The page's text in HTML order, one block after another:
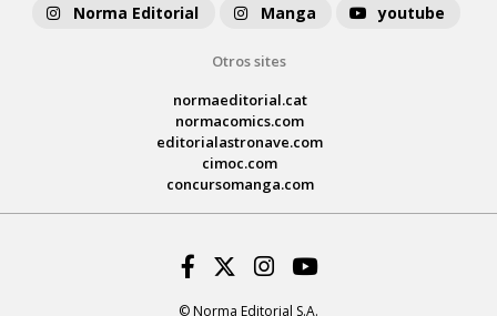
Norma Editorial
Manga youtube
Otros sites
normaeditorial.cat
normacomics.com
editorialastronave.com
cimoc.com
concursomanga.com
© Norma Editorial S.A.
Facebook
Twitter
Instagram
Youtube